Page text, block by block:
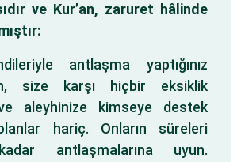
ve Kur’an, zaruret hâlinde
antlaşma yaptığınız
size karşı hiçbir eksiklik
aleyhinize kimseye destek
hariç. Onların süreleri
antlaşmalarına uyun.